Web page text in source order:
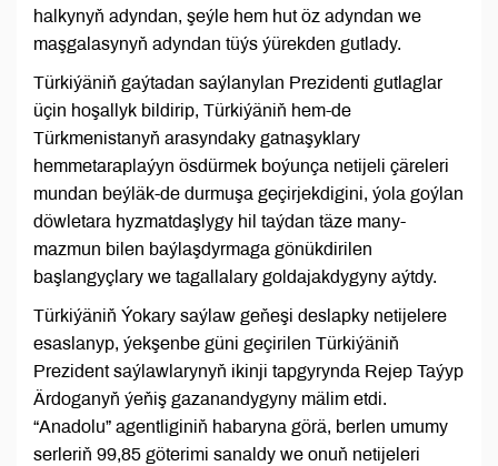
halkynyň adyndan, şeýle hem hut öz adyndan we
maşgalasynyň adyndan tüýs ýürekden gutlady.
Türkiýäniň gaýtadan saýlanylan Prezidenti gutlaglar
üçin hoşallyk bildirip, Türkiýäniň hem-de
Türkmenistanyň arasyndaky gatnaşyklary
hemmetaraplaýyn ösdürmek boýunça netijeli çäreleri
mundan beýläk-de durmuşa geçirjekdigini, ýola goýlan
döwletara hyzmatdaşlygy hil taýdan täze many-
mazmun bilen baýlaşdyrmaga gönükdirilen
başlangyçlary we tagallalary goldajakdygyny aýtdy.
Türkiýäniň Ýokary saýlaw geňeşi deslapky netijelere
esaslanyp, ýekşenbe güni geçirilen Türkiýäniň
Prezident saýlawlarynyň ikinji tapgyrynda Rejep Taýyp
Ärdoganyň ýeňiş gazanandygyny mälim etdi.
“Anadolu” agentliginiň habaryna görä, berlen umumy
serleriň 99,85 göterimi sanaldy we onuň netijeleri